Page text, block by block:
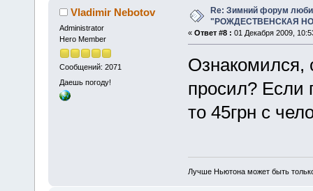
Vladimir Nebotov
Administrator
Hero Member
Сообщений: 2071
Даешь погоду!
Re: Зимний форум
"РОЖДЕСТВЕНСКАЯ
« Ответ #8 : 01 Декабря 2009,
Ознакомился,
просил? Если
то 45грн с
Лучше Ньютона может быть